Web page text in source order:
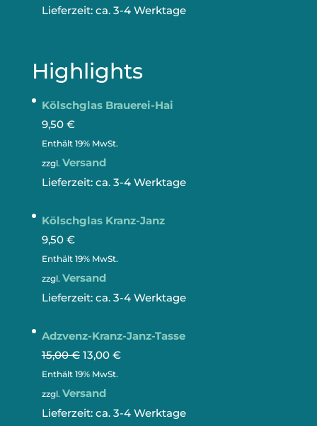
Lieferzeit: ca. 3-4 Werktage
Highlights
Kölschglas Brauerei-Hai
9,50 €
Enthält 19% MwSt.
zzgl. Versand
Lieferzeit: ca. 3-4 Werktage
Kölschglas Kranz-Janz
9,50 €
Enthält 19% MwSt.
zzgl. Versand
Lieferzeit: ca. 3-4 Werktage
Adzvenz-Kranz-Janz-Tasse
15,00€ 13,00 €
Enthält 19% MwSt.
zzgl. Versand
Lieferzeit: ca. 3-4 Werktage